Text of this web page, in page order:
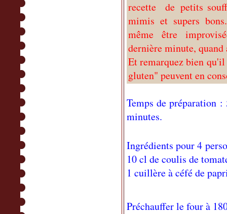
recette de petits
mimis et supers
même être
dernière minute,
Et remarquez bien
gluten" peuvent en
Temps de préparation
minutes.
Ingrédients pour 4
10 cl de coulis de
1 cuillère à céfé de
Préchauffer le four à